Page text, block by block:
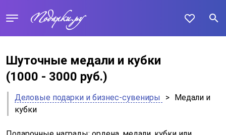
Шуточные медали и кубки
(1000 - 3000 руб.)
Деловые подарки и бизнес-сувениры > Медали и
кубки